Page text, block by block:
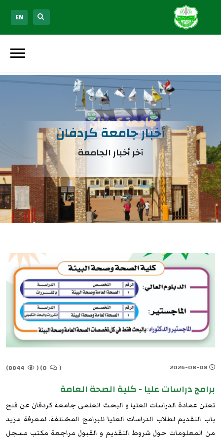
EN
أخبار جامعة كردفان
آخر أخبار الجامعة
(
(
برامج دراسات عليا - كلية الصحة العامة
تعلن عمادة الدراسات العليا و البحث العلمى جامعة كردفان عن فتح
باب التقديم لطلاب الدراسات العليا للبرامج المختلفة. لمعرفة مزيد
من المعلومات حول شروط التقديم و القبول مراجعة مكتب مسجل